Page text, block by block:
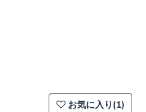
お気に入り(1)